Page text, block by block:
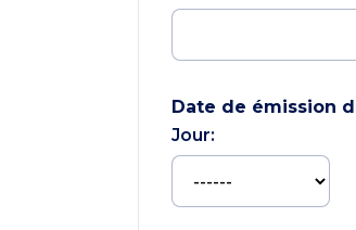
Date de émission
Jour: